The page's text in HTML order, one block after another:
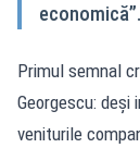
economică”.
Primul semnal
Georgescu:
veniturile